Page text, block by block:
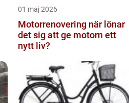
01 maj 2026
Motorrenovering när lönar
det sig att ge motorn ett
nytt liv?